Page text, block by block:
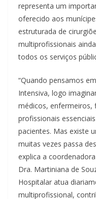
representa um
oferecido aos
estruturada de
multiprofissionais
todos os serviços
“Quando pensamos
Intensiva, logo
médicos,
profissionais
pacientes. Mas existe
muitas vezes passa
explica a
Dra. Martiniana de
Hospitalar atua
multiprofissional,